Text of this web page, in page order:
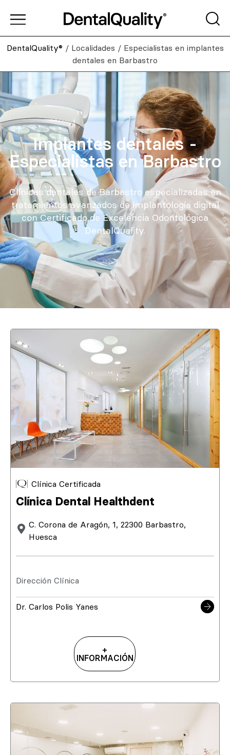
DentalQuality® / Localidades / Especialistas en implantes
dentales en Barbastro
Implantes dentales -
Especialistas en Barbastro
Clínicas dentales de Barbastro especializadas en
tratamientos avanzados de implantología digital
con Certificado de Excelencia Odontológica
DentalQuality.
Clínica Certificada
Clínica Dental Healthdent
C. Corona de Aragón, 1, 22300 Barbastro,
Huesca
Dirección Clínica
Dr. Carlos Polis Yanes
+
INFORMACIÓN